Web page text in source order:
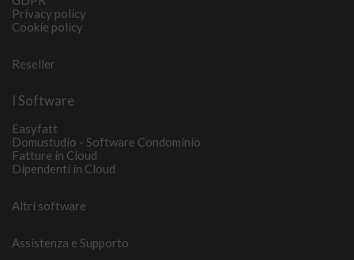
Privacy policy
Cookie policy
Reseller
I Software
Easyfatt
Domustudio - Software Condominio
Fatture in Cloud
Dipendenti in Cloud
Altri software
Assistenza e Supporto